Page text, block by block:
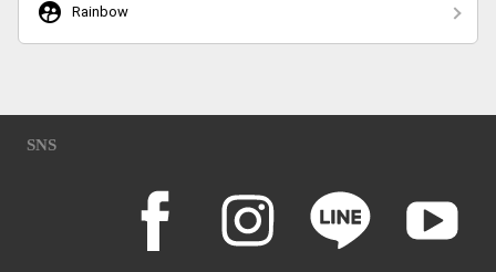
supervised_user_circle Rainbow
SNS